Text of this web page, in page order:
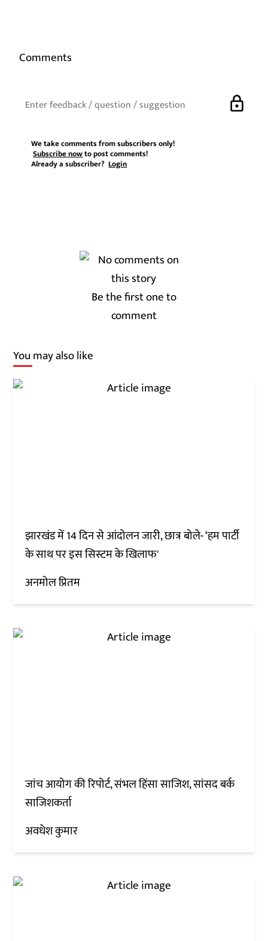
Comments
lock
We take comments from subscribers only!
Subscribe nowto post comments!
Already a subscriber?Login
Be the first one to
comment
You may also like
झारखंड में 14 दिन से आंदोलन जारी, छात्र बोले- ‘हम पार्टी
के साथ पर इस सिस्टम के खिलाफ'
अनमोल प्रितम
जांच आयोग की रिपोर्ट, संभल हिंसा साजिश, सांसद बर्क
साजिशकर्ता
अवधेश कुमार